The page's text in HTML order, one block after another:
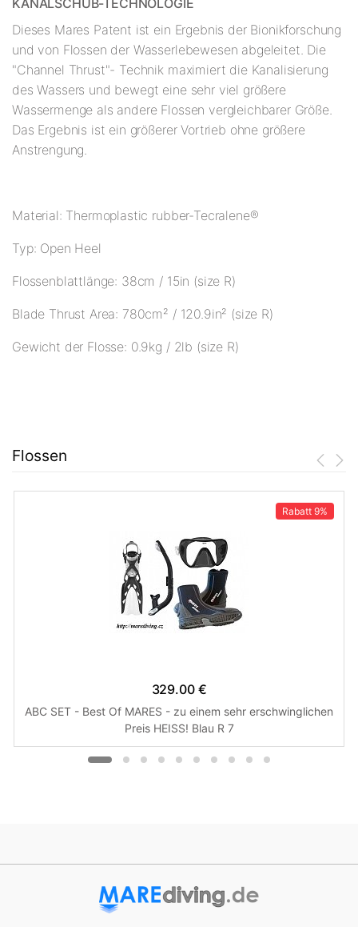
KANALSCHUB-TECHNOLOGIE
Dieses Mares Patent ist ein Ergebnis der Bionikforschung
und von Flossen der Wasserlebewesen abgeleitet. Die
"Channel Thrust"- Technik maximiert die Kanalisierung
des Wassers und bewegt eine sehr viel größere
Wassermenge als andere Flossen vergleichbarer Größe.
Das Ergebnis ist ein größerer Vortrieb ohne größere
Anstrengung.
Material: Thermoplastic rubber-Tecralene®
Typ: Open Heel
Flossenblattlänge: 38cm / 15in (size R)
Blade Thrust Area: 780cm² / 120.9in² (size R)
Gewicht der Flosse: 0.9kg / 2lb (size R)
Flossen
Rabatt 9%
329.00 €
ABC SET - Best Of MARES - zu einem sehr erschwinglichen
Preis HEISS! Blau R 7